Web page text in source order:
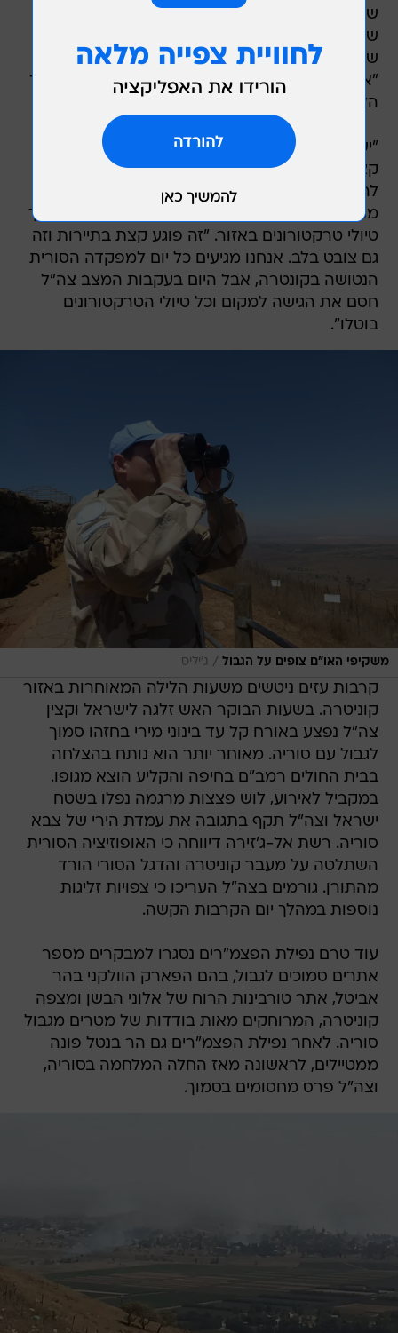
של הזמנות בצימרים ("פחות מאחוז אחד"),
שהזמינו חדרים מתקשרים ומתעניינים במצב באזור
"אבל מבחינתנו האירועים מאחורינו ואפשר להמשיך
הלאה".
"יש כאן אנשים מהמרכז ומהדרום שרוצים לנקות
קצת את הראש מהמלחמה ולמצוא מקום שקט
להירגע אבל לצערנו זאת מדינת ישראל ואין כאן
מקומות שקטים לגמרי". סיפר עמית, שעובד כמדריך
טיולי טרקטורונים באזור. "זה פוגע קצת בתיירות וזה
גם צובט בלב. אנחנו מגיעים כל יום למפקדה הסורית
הנטושה בקונטרה, אבל היום בעקבות המצב צה"ל
חסם את הגישה למקום וכל טיולי הטרקטורונים
בוטלו".
משקיפי האו"ם צופים על הגבול / ג'יליס
קרבות עזים ניטשים משעות הלילה המאוחרות באזור
קוניטרה. בשעות הבוקר האש זלגה לישראל וקצין
צה"ל נפצע באורח קל עד בינוני מירי בחזהו סמוך
לגבול עם סוריה. מאוחר יותר הוא נותח בהצלחה
בבית החולים רמב"ם בחיפה והקליע הוצא מגופו.
במקביל לאירוע, לוש פצצות מרגמה נפלו בשטח
ישראל וצה"ל תקף בתגובה את עמדת הירי של צבא
סוריה. רשת אל-ג'זירה דיווחה כי האופוזיציה הסורית
השתלטה על מעבר קוניטרה והדגל הסורי הורד
מהתורן. גורמים בצה"ל העריכו כי צפויות זליגות
נוספות במהלך יום הקרבות הקשה.
עוד טרם נפילת הפצמ"רים נסגרו למבקרים מספר
אתרים סמוכים לגבול, בהם הפארק הוולקני בהר
אביטל, אתר טורבינות הרוח של אלוני הבשן ומצפה
קוניטרה, המרוחקים מאות בודדות של מטרים מגבול
סוריה. לאחר נפילת הפצמ"רים גם הר בנטל פונה
ממטיילים, לראשונה מאז החלה המלחמה בסוריה,
וצה"ל פרס מחסומים בסמוך.